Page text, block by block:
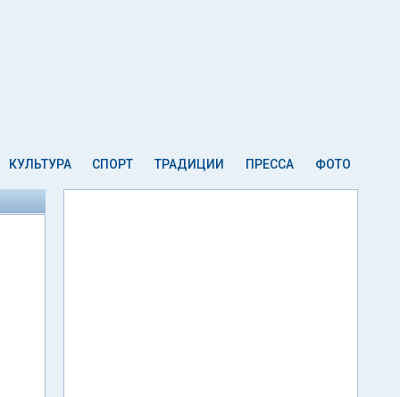
КУЛЬТУРА СПОРТ ТРАДИЦИИ ПРЕССА ФОТО